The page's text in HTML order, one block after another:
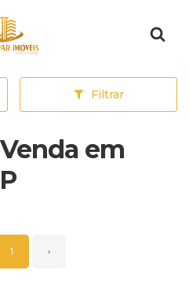
inicial
Filtrar
em
1 ›